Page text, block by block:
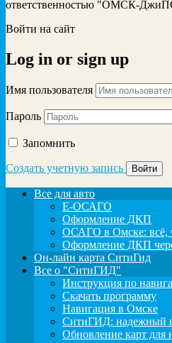
ответственностью "ОМСК-
Войти на сайт
Log in or sign up
Имя пользователя
Пароль
Запомнить
Создать учетную запись
Все для авто
Е-ОСАГО
Оформление ДКП
ОСАГО в Омске: всё,
Оформление ДКП
Он-лайн карта СитиГид
Все о "СитиГИД"
Инструкция по
Скачать программу
Навигация в Омске
СитиГИД: надежный
Обновление карт